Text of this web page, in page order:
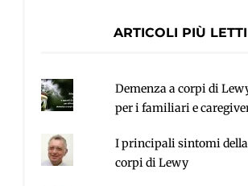
ARTICOLI PIÙ LETTI
Demenza a corpi di
per i familiari e
I principali sintomi della
corpi di Lewy